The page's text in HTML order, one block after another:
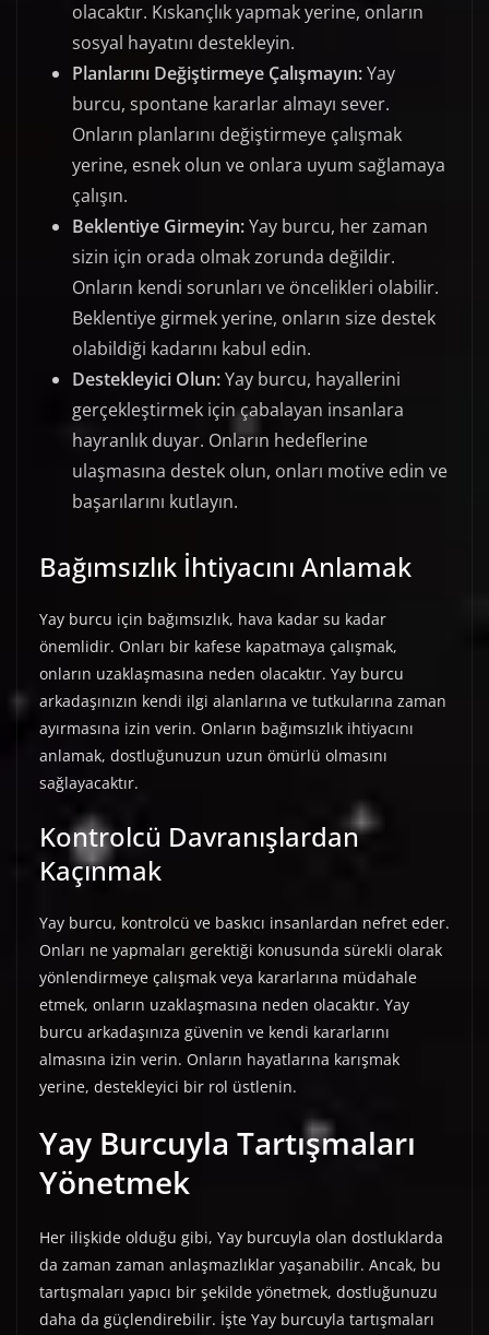
olacaktır. Kıskançlık yapmak yerine, onların
sosyal hayatını destekleyin.
Planlarını Değiştirmeye Çalışmayın:Yay
burcu, spontane kararlar almayı sever.
Onların planlarını değiştirmeye çalışmak
yerine, esnek olun ve onlara uyum sağlamaya
çalışın.
Beklentiye Girmeyin:Yay burcu, her zaman
sizin için orada olmak zorunda değildir.
Onların kendi sorunları ve öncelikleri olabilir.
Beklentiye girmek yerine, onların size destek
olabildiği kadarını kabul edin.
Destekleyici Olun:Yay burcu, hayallerini
gerçekleştirmek için çabalayan insanlara
hayranlık duyar. Onların hedeflerine
ulaşmasına destek olun, onları motive edin ve
başarılarını kutlayın.
Bağımsızlık İhtiyacını Anlamak
Yay burcu için bağımsızlık, hava kadar su kadar
önemlidir. Onları bir kafese kapatmaya çalışmak,
onların uzaklaşmasına neden olacaktır. Yay burcu
arkadaşınızın kendi ilgi alanlarına ve tutkularına zaman
ayırmasına izin verin. Onların bağımsızlık ihtiyacını
anlamak, dostluğunuzun uzun ömürlü olmasını
sağlayacaktır.
Kontrolcü Davranışlardan
Kaçınmak
Yay burcu, kontrolcü ve baskıcı insanlardan nefret eder.
Onları ne yapmaları gerektiği konusunda sürekli olarak
yönlendirmeye çalışmak veya kararlarına müdahale
etmek, onların uzaklaşmasına neden olacaktır. Yay
burcu arkadaşınıza güvenin ve kendi kararlarını
almasına izin verin. Onların hayatlarına karışmak
yerine, destekleyici bir rol üstlenin.
Yay Burcuyla Tartışmaları
Yönetmek
Her ilişkide olduğu gibi, Yay burcuyla olan dostluklarda
da zaman zaman anlaşmazlıklar yaşanabilir. Ancak, bu
tartışmaları yapıcı bir şekilde yönetmek, dostluğunuzu
daha da güçlendirebilir. İşte Yay burcuyla tartışmaları